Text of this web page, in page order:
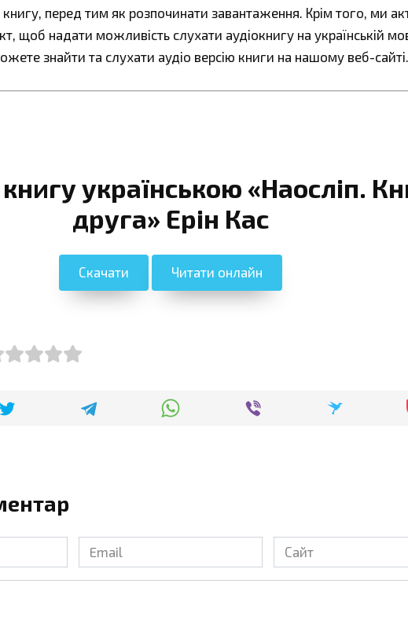
перед тим як розпочинати завантаження. Крім того, ми
щоб надати можливість слухати аудіокнигу на українській
знайти та слухати аудіо версію книги на нашому веб-сайті.
українською «Наосліп.
друга» Ерін Кас
Скачати Читати онлайн
Email
Сайт